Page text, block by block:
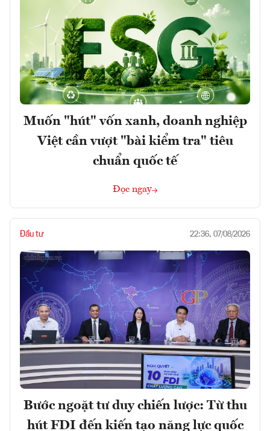
Muốn "hút" vốn xanh, doanh nghiệp
Việt cần vượt "bài kiểm tra" tiêu
chuẩn quốc tế
Đọc ngay
Đầu tư 22:36, 07/08/2026
Bước ngoặt tư duy chiến lược: Từ thu
hút FDI đến kiến tạo năng lực quốc